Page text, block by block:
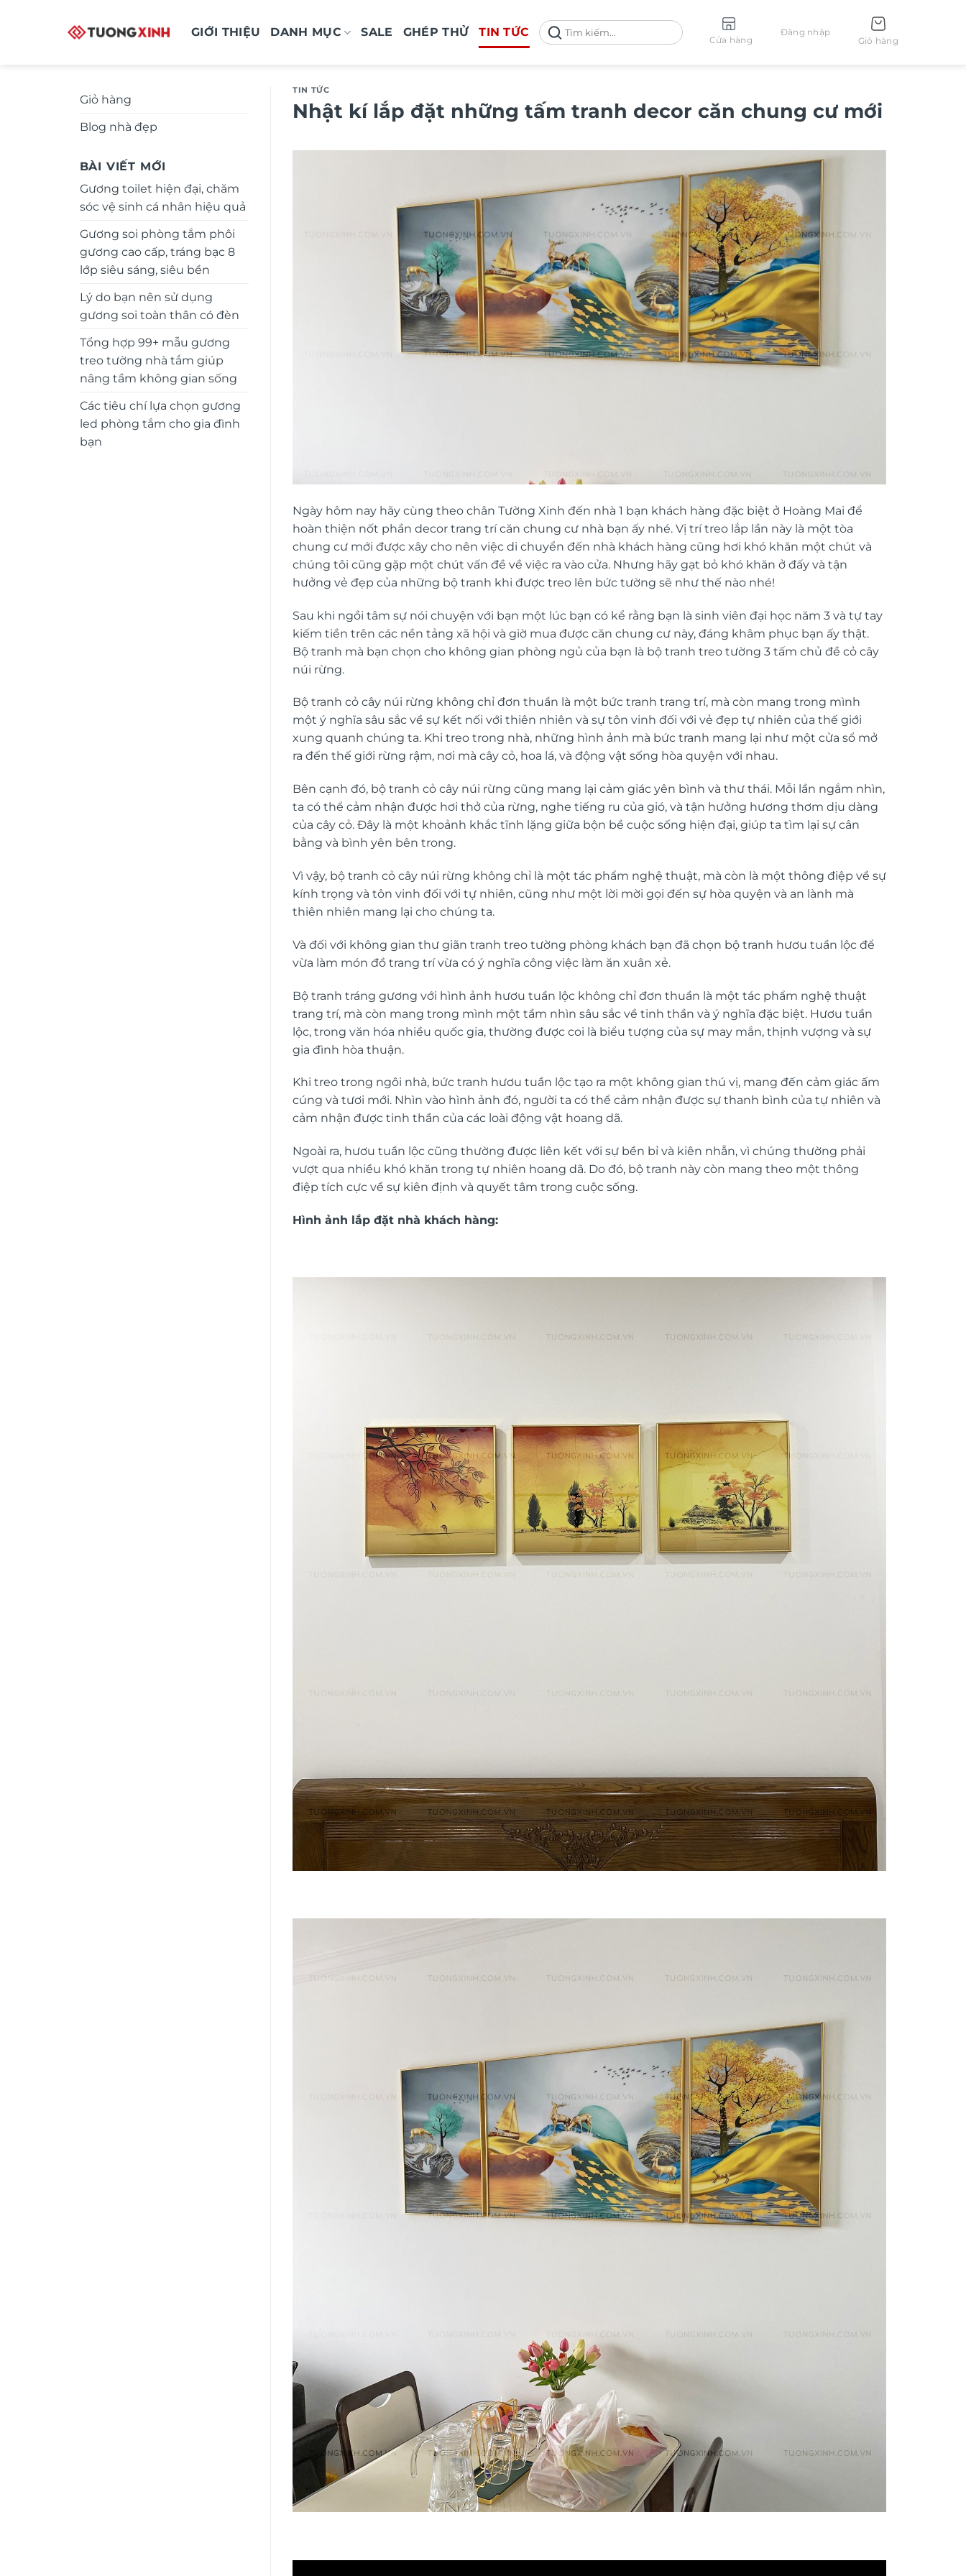
GIỚI THIỆU DANH MỤC SALE GHÉP THỬ TIN TỨC
Tìm
kiếm:
Cửa hàng
Đăng nhập
Giỏ hàng
Giỏ hàng
Blog nhà đẹp
BÀI VIẾT MỚI
Gương toilet hiện đại, chăm
sóc vệ sinh cá nhân hiệu quả
Gương soi phòng tắm phôi
gương cao cấp, tráng bạc 8
lớp siêu sáng, siêu bền
Lý do bạn nên sử dụng
gương soi toàn thân có đèn
Tổng hợp 99+ mẫu gương
treo tường nhà tắm giúp
nâng tầm không gian sống
Các tiêu chí lựa chọn gương
led phòng tắm cho gia đình
bạn
TIN TỨC
Nhật kí lắp đặt những tấm tranh decor căn chung cư mới
Ngày hôm nay hãy cùng theo chân Tường Xinh đến nhà 1 bạn khách hàng đặc biệt ở Hoàng Mai để
hoàn thiện nốt phần decor trang trí căn chung cư nhà bạn ấy nhé. Vị trí treo lắp lần này là một tòa
chung cư mới được xây cho nên việc di chuyển đến nhà khách hàng cũng hơi khó khăn một chút và
chúng tôi cũng gặp một chút vấn đề về việc ra vào cửa. Nhưng hãy gạt bỏ khó khăn ở đấy và tận
hưởng vẻ đẹp của những bộ tranh khi được treo lên bức tường sẽ như thế nào nhé!
Sau khi ngồi tâm sự nói chuyện với bạn một lúc bạn có kể rằng bạn là sinh viên đại học năm 3 và tự tay
kiếm tiền trên các nền tảng xã hội và giờ mua được căn chung cư này, đáng khâm phục bạn ấy thật.
Bộ tranh mà bạn chọn cho không gian phòng ngủ của bạn là bộtranh treo tường 3 tấm chủ đề cỏ cây
núi rừng.
Bộ tranh cỏ cây núi rừng không chỉ đơn thuần là một bức tranh trang trí, mà còn mang trong mình
một ý nghĩa sâu sắc về sự kết nối với thiên nhiên và sự tôn vinh đối với vẻ đẹp tự nhiên của thế giới
xung quanh chúng ta. Khi treo trong nhà, những hình ảnh mà bức tranh mang lại như một cửa sổ mở
ra đến thế giới rừng rậm, nơi mà cây cỏ, hoa lá, và động vật sống hòa quyện với nhau.
Bên cạnh đó, bộ tranh cỏ cây núi rừng cũng mang lại cảm giác yên bình và thư thái. Mỗi lần ngắm nhìn,
ta có thể cảm nhận được hơi thở của rừng, nghe tiếng ru của gió, và tận hưởng hương thơm dịu dàng
của cây cỏ. Đây là một khoảnh khắc tĩnh lặng giữa bộn bề cuộc sống hiện đại, giúp ta tìm lại sự cân
bằng và bình yên bên trong.
Vì vậy, bộ tranh cỏ cây núi rừng không chỉ là một tác phẩm nghệ thuật, mà còn là một thông điệp về sự
kính trọng và tôn vinh đối với tự nhiên, cũng như một lời mời gọi đến sự hòa quyện và an lành mà
thiên nhiên mang lại cho chúng ta.
Và đối với không gian thư giãntranh treo tường phòng khách bạn đã chọn bộ tranh hươu tuần lộc để
vừa làm món đồ trang trí vừa có ý nghĩa công việc làm ăn xuân xẻ.
Bộtranh tráng gương với hình ảnh hươu tuần lộc không chỉ đơn thuần là một tác phẩm nghệ thuật
trang trí, mà còn mang trong mình một tầm nhìn sâu sắc về tinh thần và ý nghĩa đặc biệt. Hươu tuần
lộc, trong văn hóa nhiều quốc gia, thường được coi là biểu tượng của sự may mắn, thịnh vượng và sự
gia đình hòa thuận.
Khi treo trong ngôi nhà, bức tranh hươu tuần lộc tạo ra một không gian thú vị, mang đến cảm giác ấm
cúng và tươi mới. Nhìn vào hình ảnh đó, người ta có thể cảm nhận được sự thanh bình của tự nhiên và
cảm nhận được tinh thần của các loài động vật hoang dã.
Ngoài ra, hươu tuần lộc cũng thường được liên kết với sự bền bỉ và kiên nhẫn, vì chúng thường phải
vượt qua nhiều khó khăn trong tự nhiên hoang dã. Do đó, bộ tranh này còn mang theo một thông
điệp tích cực về sự kiên định và quyết tâm trong cuộc sống.
Hình ảnh lắp đặt nhà khách hàng: